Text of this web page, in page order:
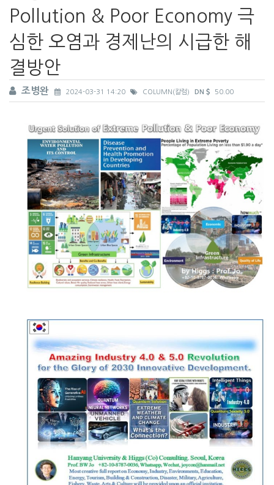
Pollution & Poor Economy 극
심한 오염과 경제난의 시급한 해
결방안
조병완 2024-03-31 14:20 COLUMN(칼럼) DN 50.00